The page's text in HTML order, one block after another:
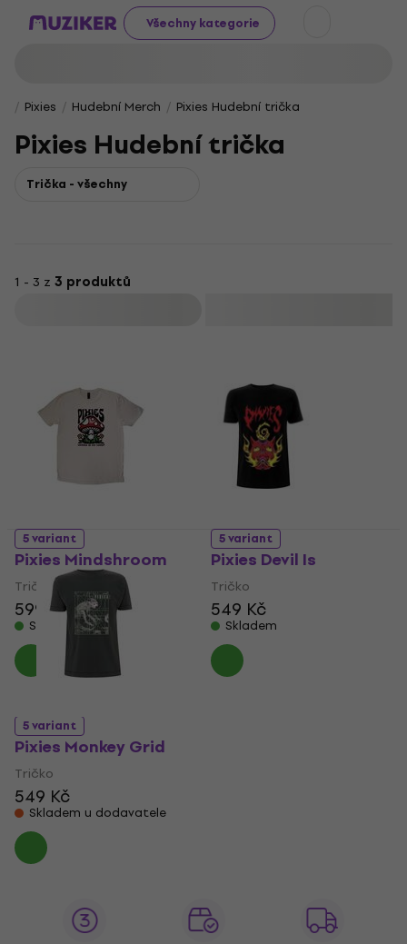
Všechny kategorie
Pixies Hudební Merch Pixies Hudební trička
Pixies Hudební trička
Trička - všechny
1 - 3 z 3 produktů
5 variant
Pixies Mindshroom
Tričko
599 Kč
Skladem
5 variant
Pixies Devil Is
Tričko
549 Kč
Skladem
5 variant
Pixies Monkey Grid
Tričko
549 Kč
Skladem u dodavatele